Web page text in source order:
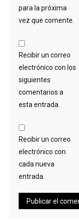
para la próxima
vez que comente.
Recibir un correo
electrónico con los
siguientes
comentarios a
esta entrada.
Recibir un correo
electrónico con
cada nueva
entrada.